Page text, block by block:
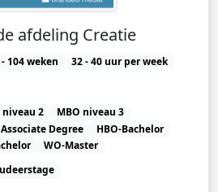
afdeling Creatie
104 weken
32 - 40 uur per week
niveau 2
MBO niveau 3
Degree
HBO-Bachelor
WO-Master